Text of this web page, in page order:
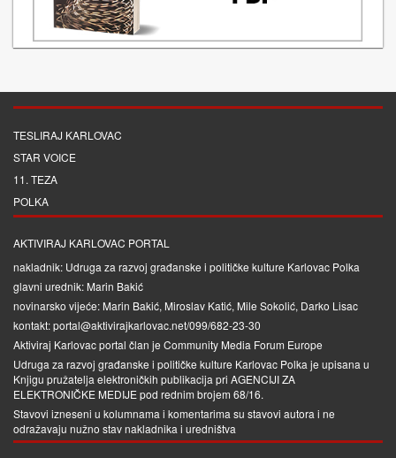
TESLIRAJ KARLOVAC
STAR VOICE
11. TEZA
POLKA
AKTIVIRAJ KARLOVAC PORTAL
nakladnik: Udruga za razvoj građanske i političke kulture Karlovac Polka
glavni urednik: Marin Bakić
novinarsko vijeće: Marin Bakić, Miroslav Katić, Mile Sokolić, Darko Lisac
kontakt: portal@aktivirajkarlovac.net/099/682-23-30
Aktiviraj Karlovac portal član je Community Media Forum Europe
Udruga za razvoj građanske i političke kulture Karlovac Polka je upisana u
Knjigu pružatelja elektroničkih publikacija pri AGENCIJI ZA
ELEKTRONIČKE MEDIJEpod rednim brojem 68/16.
Stavovi izneseni u kolumnama i komentarima su stavovi autora i ne
odražavaju nužno stav nakladnika i uredništva